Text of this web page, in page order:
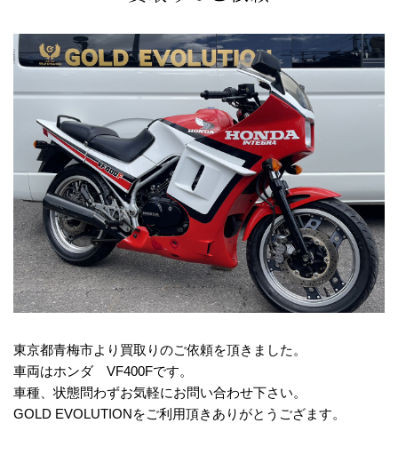
東京都青梅市より買取りのご依頼を頂きました。
車両はホンダ VF400Fです。
車種、状態問わずお気軽にお問い合わせ下さい。
GOLD EVOLUTIONをご利用頂きありがとうござます。